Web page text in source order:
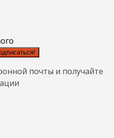
почты и получайте